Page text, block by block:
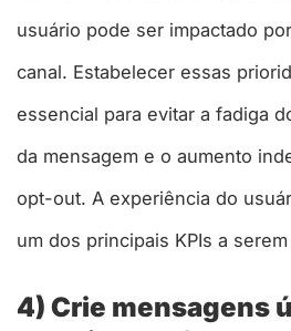
usuário pode ser impactado
canal. Estabelecer essas
essencial para evitar a fadiga
da mensagem e o aumento
opt-out. A experiência do
um dos principais KPIs a
4) Crie mensagens